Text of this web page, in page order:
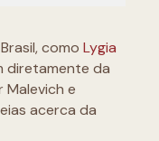
como Lygia
diretamente da
e
acerca da